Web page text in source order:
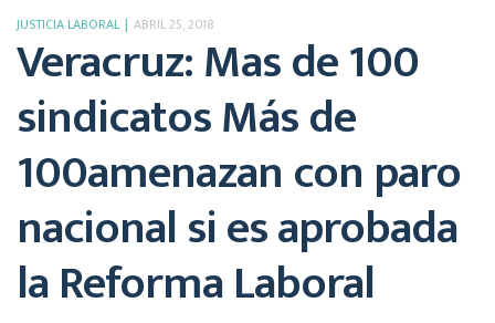
JUSTICIA LABORAL ABRIL 25, 2018
Veracruz: Mas de 100
sindicatos Más de
100amenazan con paro
nacional si es aprobada
la Reforma Laboral